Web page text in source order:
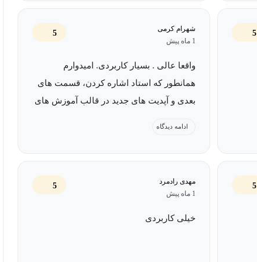
5
شهرام کرمی
1 ماه پیش
5
واقعا عالی . بسیار کاربردی. امیدوارم
همانطور که استاد اشاره کردن، قسمت های
بعدی و آپدیت های جدید در قالب آموزش های
ادامه دیدگاه
5
مهدی رادمرد
1 ماه پیش
5
خیلی کاربردی